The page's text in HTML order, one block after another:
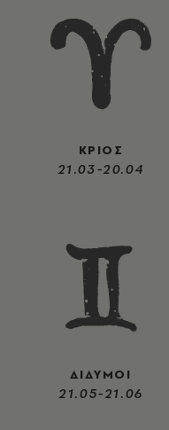
ΚΡΙΟΣ
21.03-20.04
ΔΙΔΥΜΟΙ
21.05-21.06